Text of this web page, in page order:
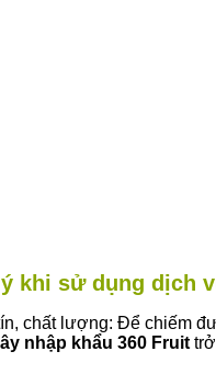
khi sử dụng dịch
chất lượng: Để chiếm
nhập khẩu 360 Fruit